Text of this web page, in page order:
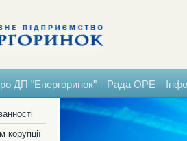
ДП "Енергоринок" Рада ОРЕ
корупції